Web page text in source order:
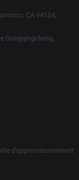
CA 94104,
Gongqingcheng,
d'approvisionnement